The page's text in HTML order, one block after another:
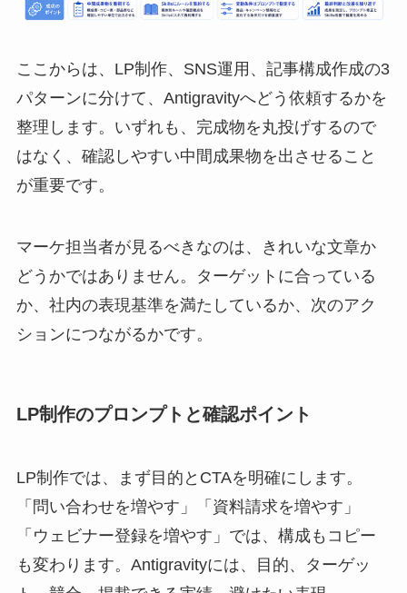
ここからは、LP制作、SNS運用、記事構成作成の3
パターンに分けて、Antigravityへどう依頼するかを
整理します。いずれも、完成物を丸投げするので
はなく、確認しやすい中間成果物を出させること
が重要です。
マーケ担当者が見るべきなのは、きれいな文章か
どうかではありません。ターゲットに合っている
か、社内の表現基準を満たしているか、次のアク
ションにつながるかです。
LP制作のプロンプトと確認ポイント
LP制作では、まず目的とCTAを明確にします。
「問い合わせを増やす」「資料請求を増やす」
「ウェビナー登録を増やす」では、構成もコピー
も変わります。Antigravityには、目的、ターゲッ